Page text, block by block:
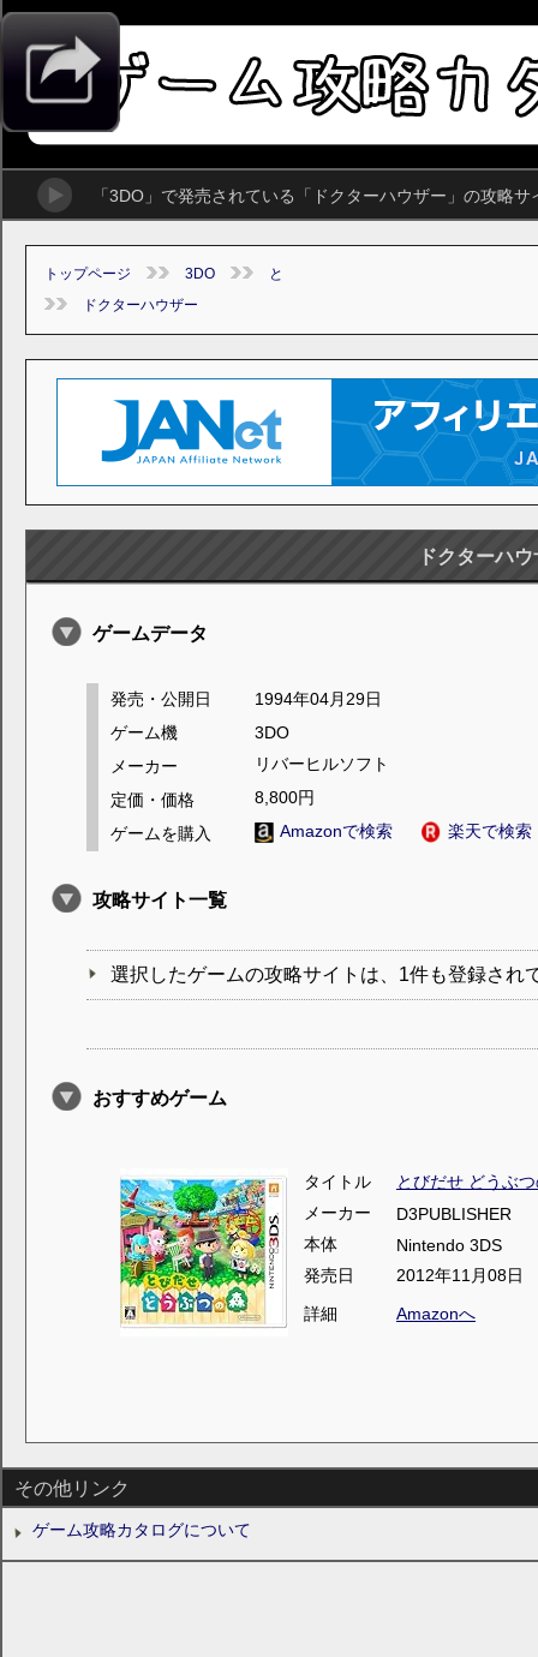
「3DO」で発売されている「ドクターハウザー」の攻略
トップページ 3DO
と
ドクターハウザー
ドクターハ
ゲームデータ
発売・公開日
1994年04月29日
ゲーム機
3DO
メーカー
リバーヒルソフト
定価・価格
8,800円
ゲームを購入
Amazonで検索 楽天で検索
攻略サイト一覧
選択したゲームの攻略サイトは、1件も登録され
おすすめゲーム
タイトル
とびだせ どうぶ
メーカー
D3PUBLISHER
本体
Nintendo 3DS
発売日
2012年11月08日
詳細
Amazonへ
その他リンク
ゲーム攻略カタログについて